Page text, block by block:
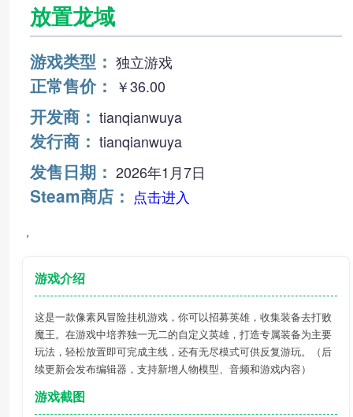
放置龙域
游戏类型： 独立‎游戏
正常售价： ￥36.00
开发商： tianqianwuya
发行商： tianqianwuya
发售日期： 2026年1月7日
Steam商店： 点击进入
，
游戏介绍
这是一款像素风冒险挂机游戏，你可以招募英雄，收集装备去打败
魔王。在游戏中培养独一无二的自定义英雄，打造专属装备为主要
玩法，轻松放置即可完成主线，还有无尽模式可供反复游玩。（后
续更新会发布编辑器，支持新增人物模型、音频和游戏内容）
游戏截图